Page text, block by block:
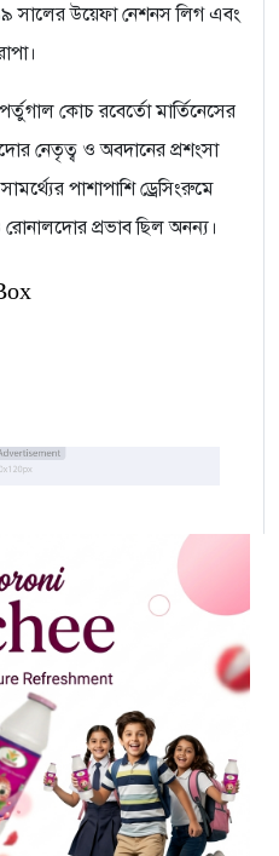
সালের উয়েফা নেশনস লিগ এবং
কোচ রবের্তো মার্তিনেসের
নেতৃত্ব ও অবদানের প্রশংসা
পাশাপাশি ড্রেসিংরুমে
প্রভাব ছিল অনন্য।